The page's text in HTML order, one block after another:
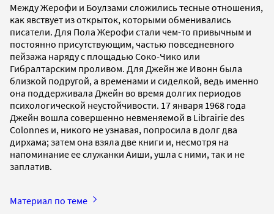
Между Жерофи и Боулзами сложились тесные отношения,
как явствует из открыток, которыми обменивались
писатели. Для Пола Жерофи стали чем-то привычным и
постоянно присутствующим, частью повседневного
пейзажа наряду с площадью Соко-Чико или
Гибралтарским проливом. Для Джейн же Ивонн была
близкой подругой, а временами и сиделкой, ведь именно
она поддерживала Джейн во время долгих периодов
психологической неустойчивости. 17 января 1968 года
Джейн вошла совершенно невменяемой в Librairie des
Colonnes и, никого не узнавая, попросила в долг два
дирхама; затем она взяла две книги и, несмотря на
напоминание ее служанки Аиши, ушла с ними, так и не
заплатив.
Материал по теме